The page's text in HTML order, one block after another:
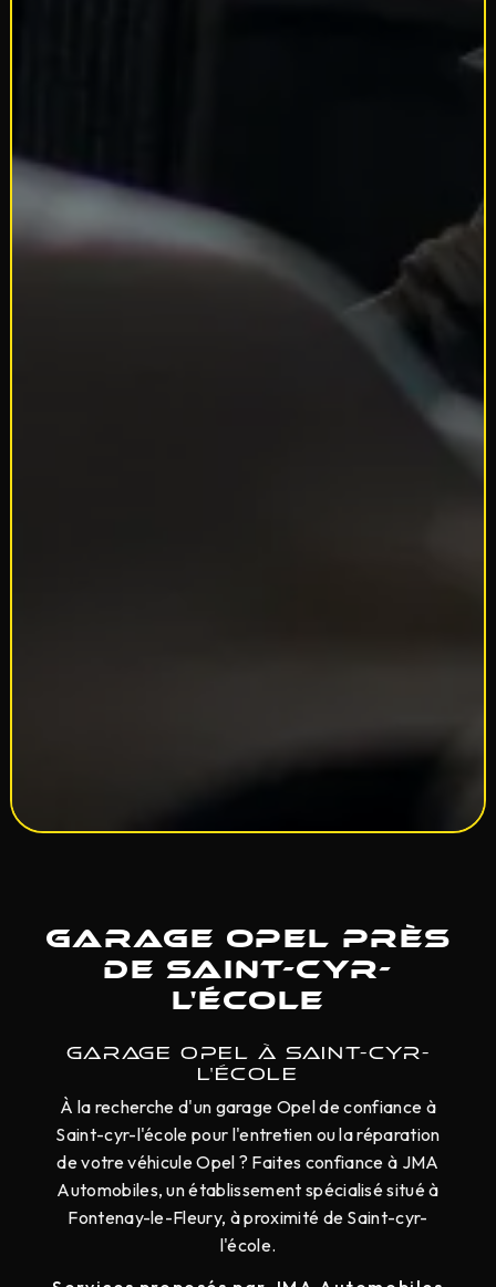
Garage Opel près
de Saint-cyr-
l'école
GARAGE OPEL À SAINT-CYR-
L'ÉCOLE
À la recherche d'un garage Opel de confiance à
Saint-cyr-l'école pour l'entretien ou la réparation
de votre véhicule Opel ? Faites confiance à JMA
Automobiles, un établissement spécialisé situé à
Fontenay-le-Fleury, à proximité de Saint-cyr-
l'école.